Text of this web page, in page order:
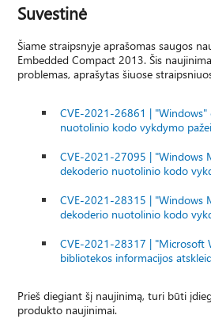
Suvestinė
Šiame straipsnyje aprašomas saugos
Embedded Compact 2013. Šis
problemas, aprašytas šiuose
CVE-2021-26861 |
nuotolinio kodo vykdymo
CVE-2021-27095 | "Windows
dekoderio nuotolinio kodo
CVE-2021-28315 | "Windows
dekoderio nuotolinio kodo
CVE-2021-28317 | "Microsoft
bibliotekos informacijos
Prieš diegiant šį naujinimą, turi būti
produkto naujinimai.